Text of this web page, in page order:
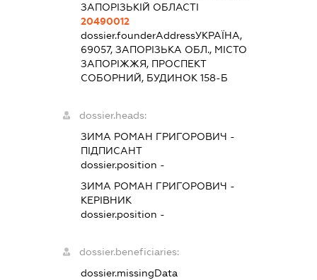
ЗАПОРІЗЬКІЙ ОБЛАСТІ
20490012
dossier.founderAddressУКРАЇНА,
69057, ЗАПОРІЗЬКА ОБЛ., МІСТО
ЗАПОРІЖЖЯ, ПРОСПЕКТ
СОБОРНИЙ, БУДИНОК 158-Б
dossier.heads:
ЗИМА РОМАН ГРИГОРОВИЧ -
ПІДПИСАНТ
dossier.position -
ЗИМА РОМАН ГРИГОРОВИЧ -
КЕРІВНИК
dossier.position -
dossier.beneficiaries:
dossier.missingData